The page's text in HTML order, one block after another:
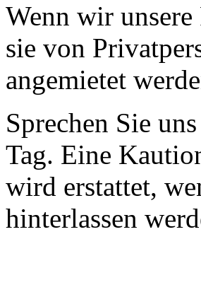
Wenn wir
sie von
angemietet
Sprechen Sie
Tag. Eine
wird erstattet,
hinterlassen